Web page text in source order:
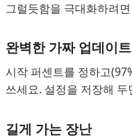
그럴듯함을 극대화하려
완벽한 가짜 업데이
시작 퍼센트를 정하고
쓰세요. 설정을 저장해
길게 가는 장난